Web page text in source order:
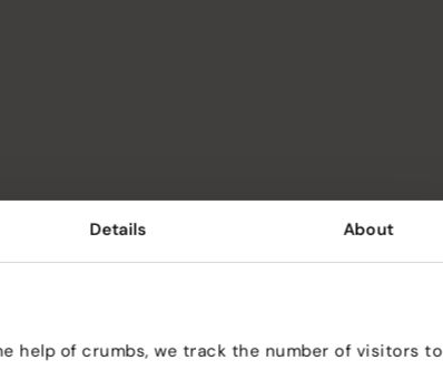
Details About
help of crumbs, we track the number of visitors to
Räätälöidyt ja
mitattavat
Emme tarjoa valmiita paketteja.